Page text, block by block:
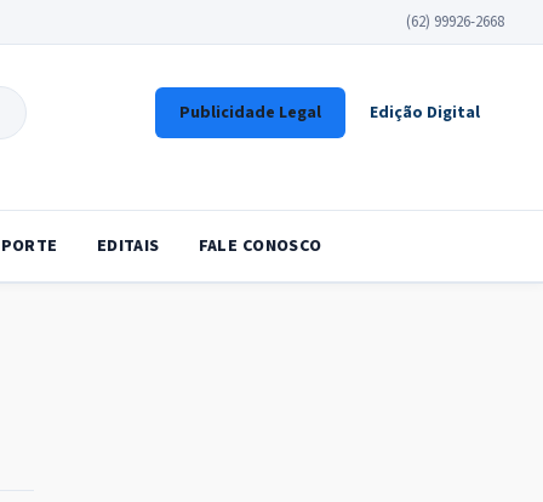
(62) 99926-2668
Publicidade Legal Edição Digital
EDITAIS FALE CONOSCO